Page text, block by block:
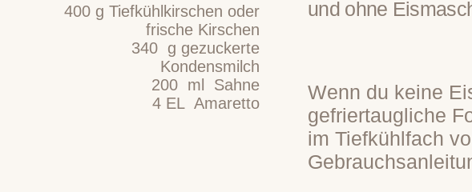
400 g Tiefkühlkirschen oder
frische Kirschen
340 g gezuckerte
Kondensmilch
200 ml
Sahne
4 EL Amaretto
und ohne
Wenn du keine
gefriertaugliche
im Tiefkühlfach